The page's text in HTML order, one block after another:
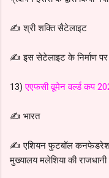
✍️ श्री शक्ति सैटेलाइट
✍️ इस सेटेलाइट के निर्माण
13)एएफसी वूमेन वर्ल्ड कप
✍️ भारत
✍️ एशियन फुटबॉल
मुख्यालय मलेशिया की